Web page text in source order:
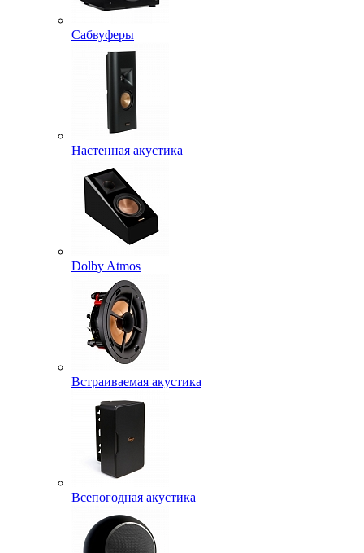
Сабвуферы
Настенная акустика
Dolby Atmos
Встраиваемая акустика
Всепогодная акустика